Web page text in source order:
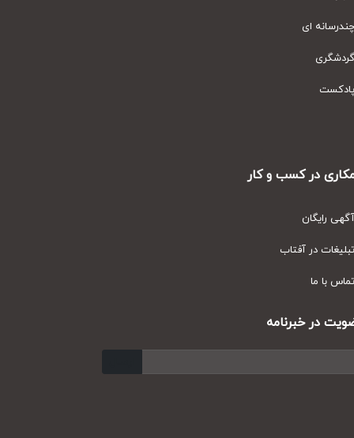
ای
در کسب و کار
رایگان
در آفتاب
با ما
در خبرنامه